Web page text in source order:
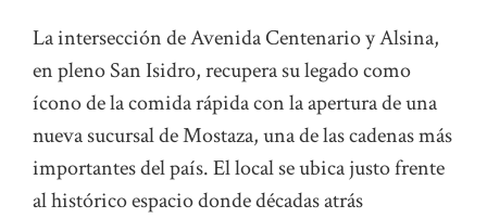
La intersección de Avenida Centenario y Alsina,
en pleno San Isidro, recupera su legado como
ícono de la comida rápida con la apertura de una
nueva sucursal de Mostaza, una de las cadenas más
importantes del país. El local se ubica justo frente
al histórico espacio donde décadas atrás